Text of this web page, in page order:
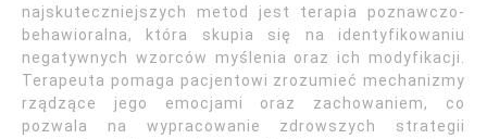
najskuteczniejszych metod jest terapia poznawczo-
behawioralna, która skupia się na identyfikowaniu
negatywnych wzorców myślenia oraz ich modyfikacji.
Terapeuta pomaga pacjentowi zrozumieć mechanizmy
rządzące jego emocjami oraz zachowaniem, co
pozwala na wypracowanie zdrowszych strategii